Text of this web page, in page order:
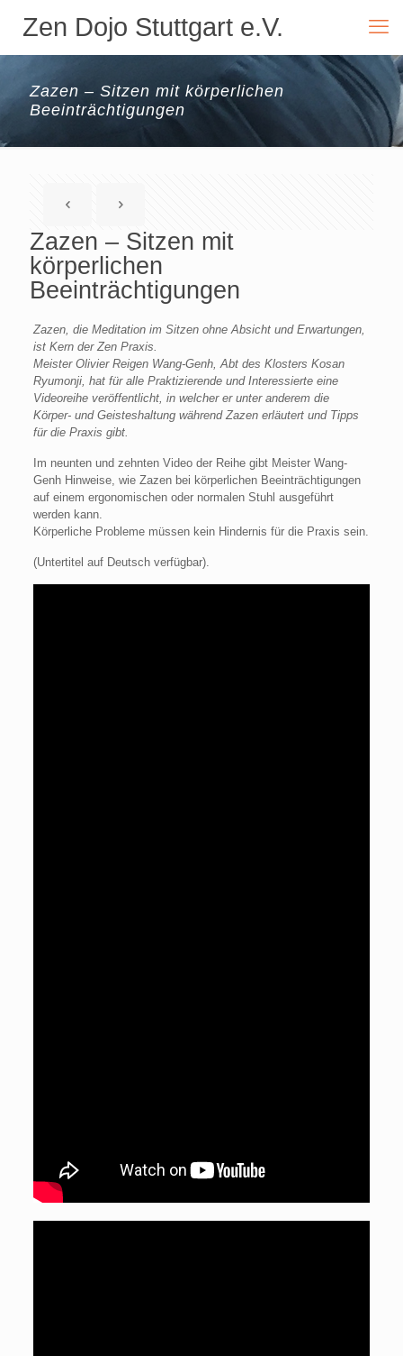
Zen Dojo Stuttgart e.V.
Zazen – Sitzen mit körperlichen
Beeinträchtigungen
Zazen – Sitzen mit
körperlichen
Beeinträchtigungen
Zazen, die Meditation im Sitzen ohne Absicht und Erwartungen,
ist Kern der Zen Praxis.
Meister Olivier Reigen Wang-Genh, Abt des Klosters Kosan
Ryumonji, hat für alle Praktizierende und Interessierte eine
Videoreihe veröffentlicht, in welcher er unter anderem die
Körper- und Geisteshaltung während Zazen erläutert und Tipps
für die Praxis gibt.
Im neunten und zehnten Video der Reihe gibt Meister Wang-
Genh Hinweise, wie Zazen bei körperlichen Beeinträchtigungen
auf einem ergonomischen oder normalen Stuhl ausgeführt
werden kann.
Körperliche Probleme müssen kein Hindernis für die Praxis sein.
(Untertitel auf Deutsch verfügbar).